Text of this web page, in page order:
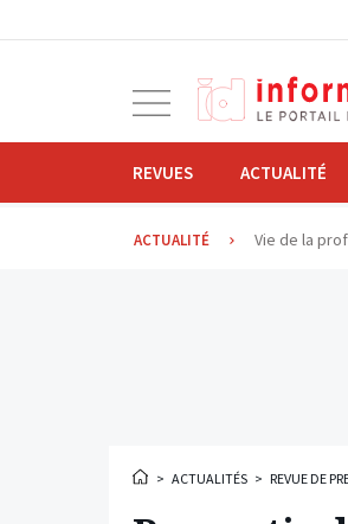
navigation
REVUES ACTUALITÉ
ACTUALITÉ Vie de la
> ACTUALITÉS > REVUE DE